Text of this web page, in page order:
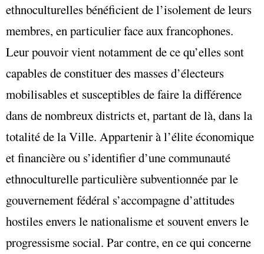
ethnoculturelles bénéficient de l’isolement de leurs
membres, en particulier face aux francophones.
Leur pouvoir vient notamment de ce qu’elles sont
capables de constituer des masses d’électeurs
mobilisables et susceptibles de faire la différence
dans de nombreux districts et, partant de là, dans la
totalité de la Ville. Appartenir à l’élite économique
et financière ou s’identifier d’une communauté
ethnoculturelle particulière subventionnée par le
gouvernement fédéral s’accompagne d’attitudes
hostiles envers le nationalisme et souvent envers le
progressisme social. Par contre, en ce qui concerne